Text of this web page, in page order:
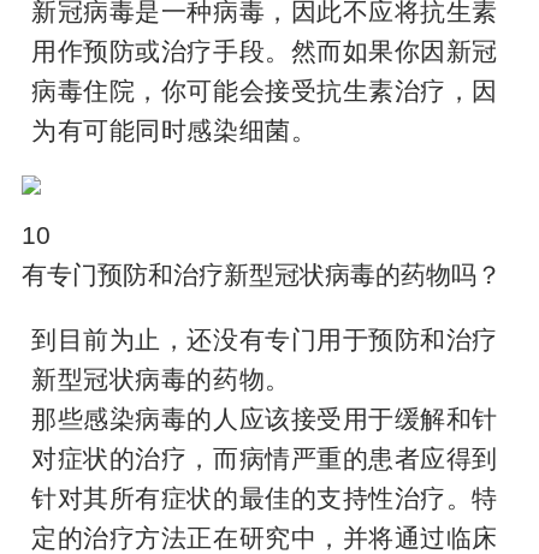
新冠病毒是一种病毒，因此不应将抗生素
用作预防或治疗手段。然而如果你因新冠
病毒住院，你可能会接受抗生素治疗，因
为有可能同时感染细菌。
10
有专门预防和治疗新型冠状病毒的药物吗？
到目前为止，还没有专门用于预防和治疗
新型冠状病毒的药物。
那些感染病毒的人应该接受用于缓解和针
对症状的治疗，而病情严重的患者应得到
针对其所有症状的最佳的支持性治疗。特
定的治疗方法正在研究中，并将通过临床